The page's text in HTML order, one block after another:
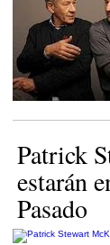
Patrick
estarán
Pasado